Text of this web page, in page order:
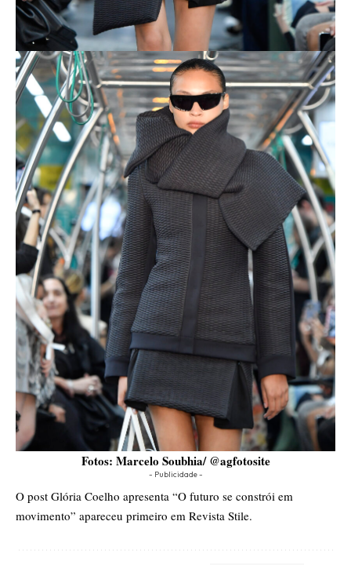
Fotos: Marcelo Soubhia/ @agfotosite
- Publicidade -
O post Glória Coelho apresenta “O futuro se constrói em
movimento” apareceu primeiro em Revista Stile.